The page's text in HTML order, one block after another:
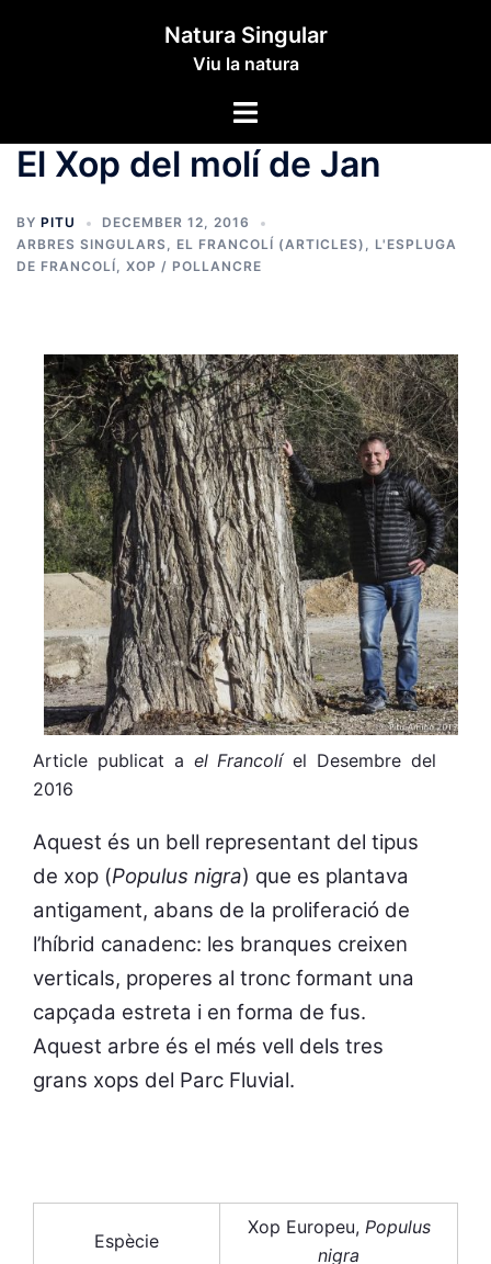
Natura Singular
Viu la natura
Toggle
El Xop del molí de Jan
BY PITU
DECEMBER 12, 2016
ARBRES SINGULARS, EL FRANCOLÍ (ARTICLES) , L'ESPLUGA
DE FRANCOLÍ, XOP / POLLANCRE
Article publicat a el Francolíel Desembre del
2016
Aquest és un bell representant del tipus
de xop (Populus nigra) que es plantava
antigament, abans de la proliferació de
l’híbrid canadenc: les branques creixen
verticals, properes al tronc formant una
capçada estreta i en forma de fus.
Aquest arbre és el més vell dels tres
grans xops del Parc Fluvial.
Espècie
Xop Europeu, Populus
nigra